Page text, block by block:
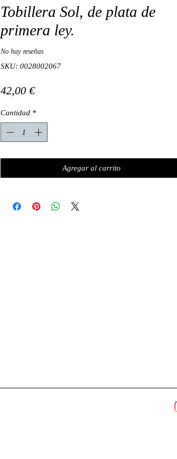
Tobillera Sol, de plata de
primera ley.
No hay reseñas
SKU: 0028002067
42,00 €Precio
Cantidad *
Agregar al carrito